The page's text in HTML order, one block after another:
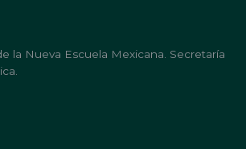
la Nueva Escuela Mexicana. Secretaría